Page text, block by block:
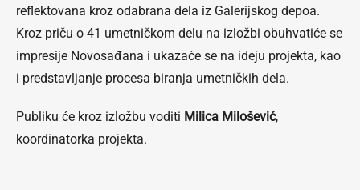
reflektovana kroz odabrana dela iz Galerijskog depoa.
Kroz priču o 41 umetničkom delu na izložbi obuhvatiće se
impresije Novosađana i ukazaće se na ideju projekta, kao
i predstavljanje procesa biranja umetničkih dela.
Publiku će kroz izložbu voditi Milica Milošević,
koordinatorka projekta.